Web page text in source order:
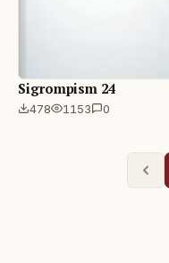
Sigrompism 24
478 1153 0